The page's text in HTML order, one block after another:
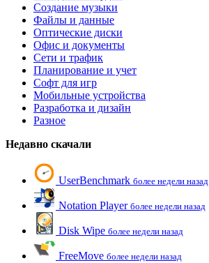
Создание музыки
Файлы и данные
Оптические диски
Офис и документы
Сети и трафик
Планирование и учет
Софт для игр
Мобильные устройства
Разработка и дизайн
Разное
Недавно скачали
UserBenchmark более недели назад
Notation Player более недели назад
Disk Wipe более недели назад
FreeMove более недели назад